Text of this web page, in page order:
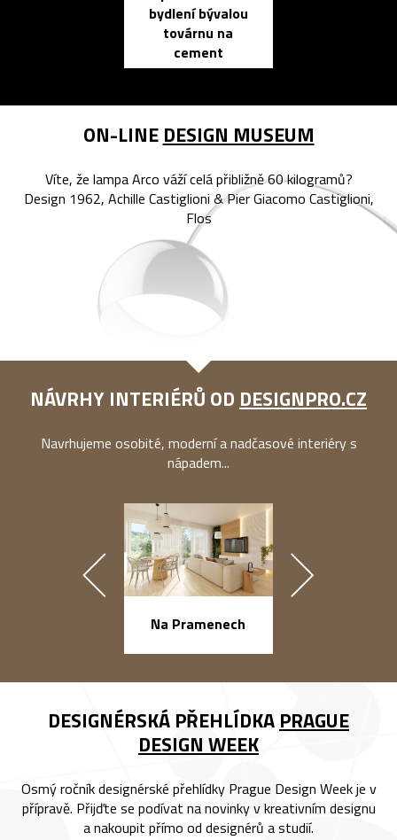
bydlení bývalou
továrnu na
cement
ON-LINE DESIGN MUSEUM
Víte, že lampa Arco váží celá přibližně 60 kilogramů?
Design 1962, Achille Castiglioni & Pier Giacomo Castiglioni,
Flos
NÁVRHY INTERIÉRŮ OD DESIGNPRO.CZ
Navrhujeme osobité, moderní a nadčasové interiéry s
nápadem...
Na Pramenech
DESIGNÉRSKÁ PŘEHLÍDKA PRAGUE
DESIGN WEEK
Osmý ročník designérské přehlídky Prague Design Week je v
přípravě. Přijďte se podívat na novinky v kreativním designu
a nakoupit přímo od designérů a studií.